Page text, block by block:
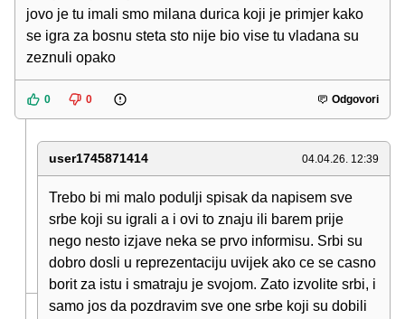
jovo je tu imali smo milana durica koji je primjer kako
se igra za bosnu steta sto nije bio vise tu vladana su
zeznuli opako
0 0 Odgovori
user1745871414 04.04.26. 12:39
Trebo bi mi malo podulji spisak da napisem sve
srbe koji su igrali a i ovi to znaju ili barem prije
nego nesto izjave neka se prvo informisu. Srbi su
dobro dosli u reprezentaciju uvijek ako ce se casno
borit za istu i smatraju je svojom. Zato izvolite srbi, i
samo jos da pozdravim sve one srbe koji su dobili